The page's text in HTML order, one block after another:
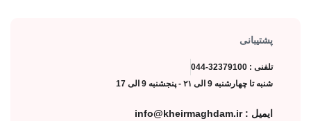
پشتیبانی
تلفنی : 32379100-044
شنبه تا چهارشنبه 9 الی ۲۱ - پنجشنبه 9 الی 17
ایمیل : info@kheirmaghdam.ir